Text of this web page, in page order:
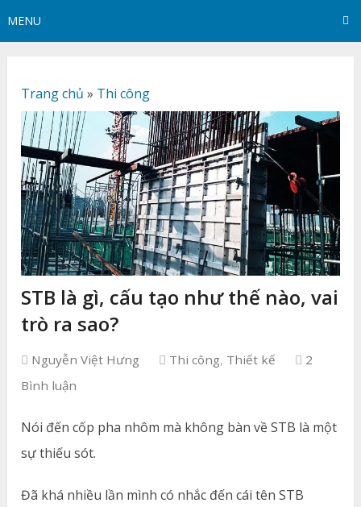
MENU
Trang chủ » Thi công
STB là gì, cấu tạo như thế nào, vai
trò ra sao?
Nguyễn Việt Hưng Thi công, Thiết kế
2
Bình luận
Nói đến cốp pha nhôm mà không bàn về STB là một
sự thiếu sót.
Đã khá nhiều lần mình có nhắc đến cái tên STB